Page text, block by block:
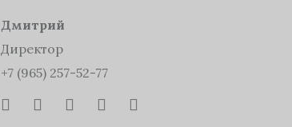
Дмитрий
Директор
+7 (965) 257-52-77